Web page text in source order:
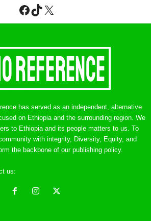
Facebook
TikTok
X
has served as an independent, alternative
on Ethiopia and the surrounding region. We
to Ethiopia and its people matters to us. To
with integrity, Diversity, Equity, and
the backbone of our publishing policy.
us: